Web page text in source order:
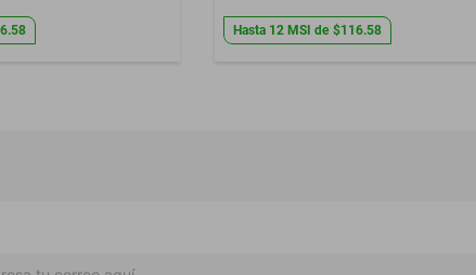
Hasta 12 MSI de $116.58